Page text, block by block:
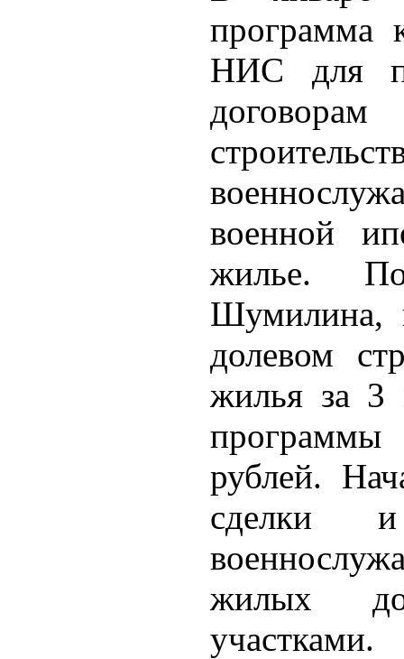
программа
НИС для
военной
жилье.
Шумилина,
долевом
жилья за 3
рублей.
сделки
жилых
участками.